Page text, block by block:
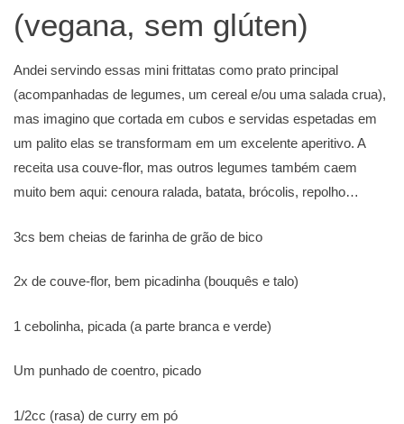
(vegana, sem glúten)
Andei servindo essas mini frittatas como prato principal
(acompanhadas de legumes, um cereal e/ou uma salada crua),
mas imagino que cortada em cubos e servidas espetadas em
um palito elas se transformam em um excelente aperitivo. A
receita usa couve-flor, mas outros legumes também caem
muito bem aqui: cenoura ralada, batata, brócolis, repolho…
3cs bem cheias de farinha de grão de bico
2x de couve-flor, bem picadinha (bouquês e talo)
1 cebolinha, picada (a parte branca e verde)
Um punhado de coentro, picado
1/2cc (rasa) de curry em pó